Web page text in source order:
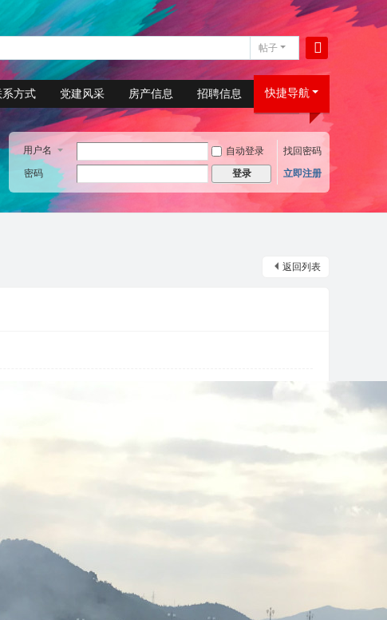
帖子
搜
索
快捷导航
系方式 党建风采 房产信息 招聘信息
用户名 自动登录
找回密码
密码
登录 立即注册
返回列表